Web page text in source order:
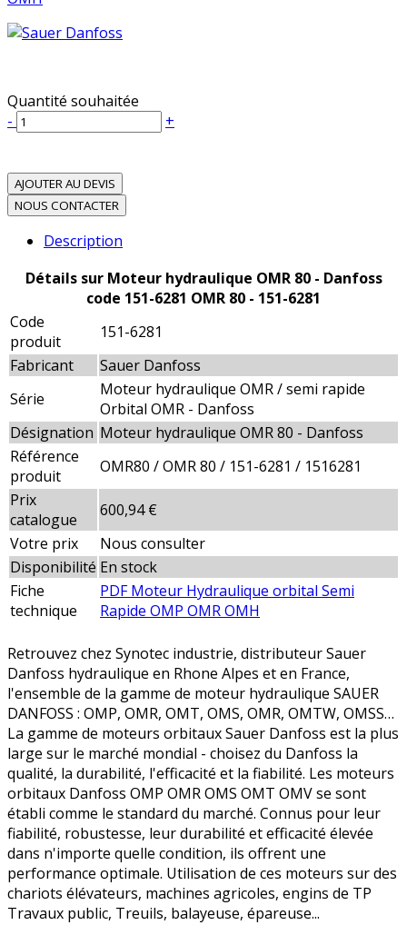
Quantité souhaitée
-
+
AJOUTER AU DEVIS
NOUS CONTACTER
Description
Détails sur Moteur hydraulique OMR 80 - Danfoss
code 151-6281 OMR 80 - 151-6281
Code
produit
151-6281
Fabricant
Sauer Danfoss
Série
Moteur hydraulique OMR / semi rapide
Orbital OMR - Danfoss
Désignation Moteur hydraulique OMR 80 - Danfoss
Référence
produit
OMR80 / OMR 80 / 151-6281 / 1516281
Prix
catalogue
600,94 €
Votre prix
Nous consulter
Disponibilité En stock
Fiche
technique
PDF Moteur Hydraulique orbital Semi
Rapide OMP OMR OMH
Retrouvez chez Synotec industrie, distributeur Sauer
Danfoss hydraulique en Rhone Alpes et en France,
l'ensemble de la gamme de moteur hydraulique SAUER
DANFOSS : OMP, OMR, OMT, OMS, OMR, OMTW, OMSS…
La gamme de moteurs orbitaux Sauer Danfoss est la plus
large sur le marché mondial - choisez du Danfoss la
qualité, la durabilité, l'efficacité et la fiabilité. Les moteurs
orbitaux Danfoss OMP OMR OMS OMT OMV se sont
établi comme le standard du marché. Connus pour leur
fiabilité, robustesse, leur durabilité et efficacité élevée
dans n'importe quelle condition, ils offrent une
performance optimale. Utilisation de ces moteurs sur des
chariots élévateurs, machines agricoles, engins de TP
Travaux public, Treuils, balayeuse, épareuse...